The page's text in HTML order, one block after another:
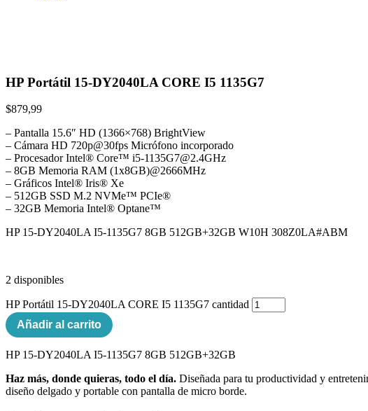
HP Portátil 15-DY2040LA CORE I5 1135G7
$879,99
– Pantalla 15.6″ HD (1366×768) BrightView
– Cámara HD 720p@30fps Micrófono incorporado
– Procesador Intel® Core™ i5-1135G7@2.4GHz
– 8GB Memoria RAM (1x8GB)@2666MHz
– Gráficos Intel® Iris® Xe
– 512GB SSD M.2 NVMe™ PCIe®
– 32GB Memoria Intel® Optane™
HP 15-DY2040LA I5-1135G7 8GB 512GB+32GB W10H 308Z0LA#ABM
2 disponibles
HP Portátil 15-DY2040LA CORE I5 1135G7 cantidad
Añadir al carrito
HP 15-DY2040LA I5-1135G7 8GB 512GB+32GB
Haz más, donde quieras, todo el día. Diseñada para tu productividad y
diseño delgado y portable con pantalla de micro borde.